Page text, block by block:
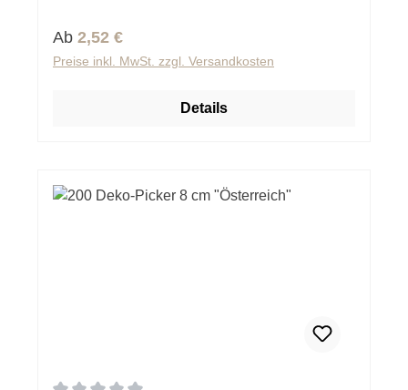
Regulärer Preis:
Ab 2,52 €
Preise inkl. MwSt. zzgl. Versandkosten
Details